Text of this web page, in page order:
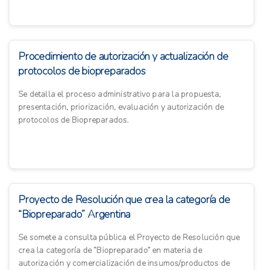
Procedimiento de autorización y actualización de
protocolos de biopreparados
Se detalla el proceso administrativo para la propuesta,
presentación, priorización, evaluación y autorización de
protocolos de Biopreparados.
Proyecto de Resolución que crea la categoría de
“Biopreparado” Argentina
Se somete a consulta pública el Proyecto de Resolución que
crea la categoría de “Biopreparado” en materia de
autorización y comercialización de insumos/productos de